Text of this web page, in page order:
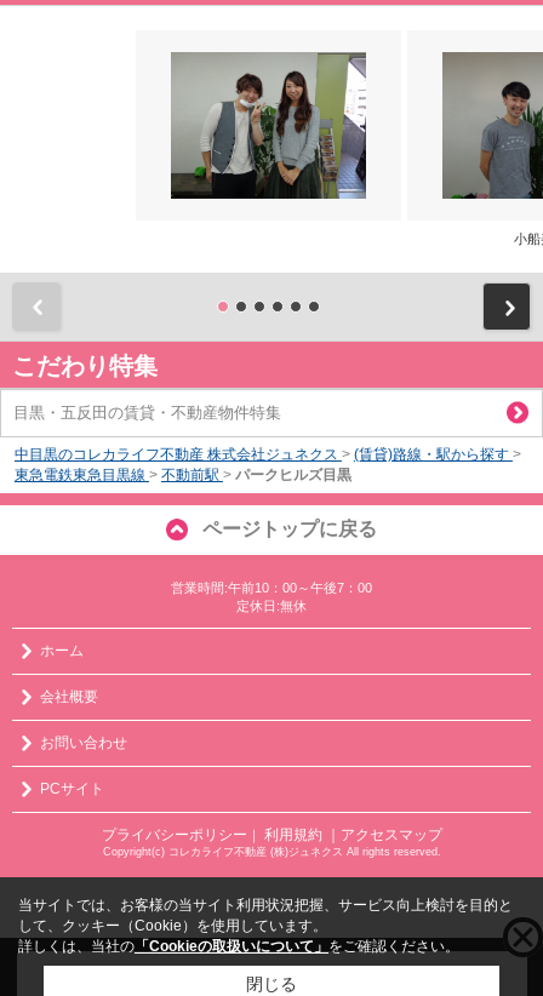
小船
こだわり特集
目黒・五反田の賃貸・不動産物件特集
中目黒のコレカライフ不動産 株式会社ジュネクス > (賃貸)路線・駅から探す >
東急電鉄東急目黒線 > 不動前駅 > パークヒルズ目黒
ページトップに戻る
営業時間:午前10：00～午後7：00
定休日:無休
ホーム
会社概要
お問い合わせ
PCサイト
プライバシーポリシー 利用規約 ｜アクセスマップ
Copyright(c) コレカライフ不動産 (株)ジュネクス All rights reserved.
こちらの物件をご覧の方にお勧めな物件
当サイトでは、お客様の当サイト利用状況把握、サービス向上検討を目的と
して、クッキー（Cookie）を使用しています。
詳しくは、当社の 「Cookieの取扱いについて」 をご確認ください。
閉じる